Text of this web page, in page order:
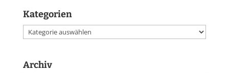
Kategorien
Kategorien
Archiv